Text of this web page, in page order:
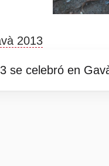
2013
se celebró en